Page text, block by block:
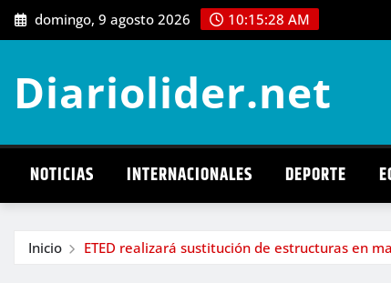
Saltar
al
domingo, 9 agosto 2026 10:15:29 AM
Diariolider.net
NOTICIAS INTERNACIONALES DEPORTE
Inicio ETED realizará sustitución de estructuras en